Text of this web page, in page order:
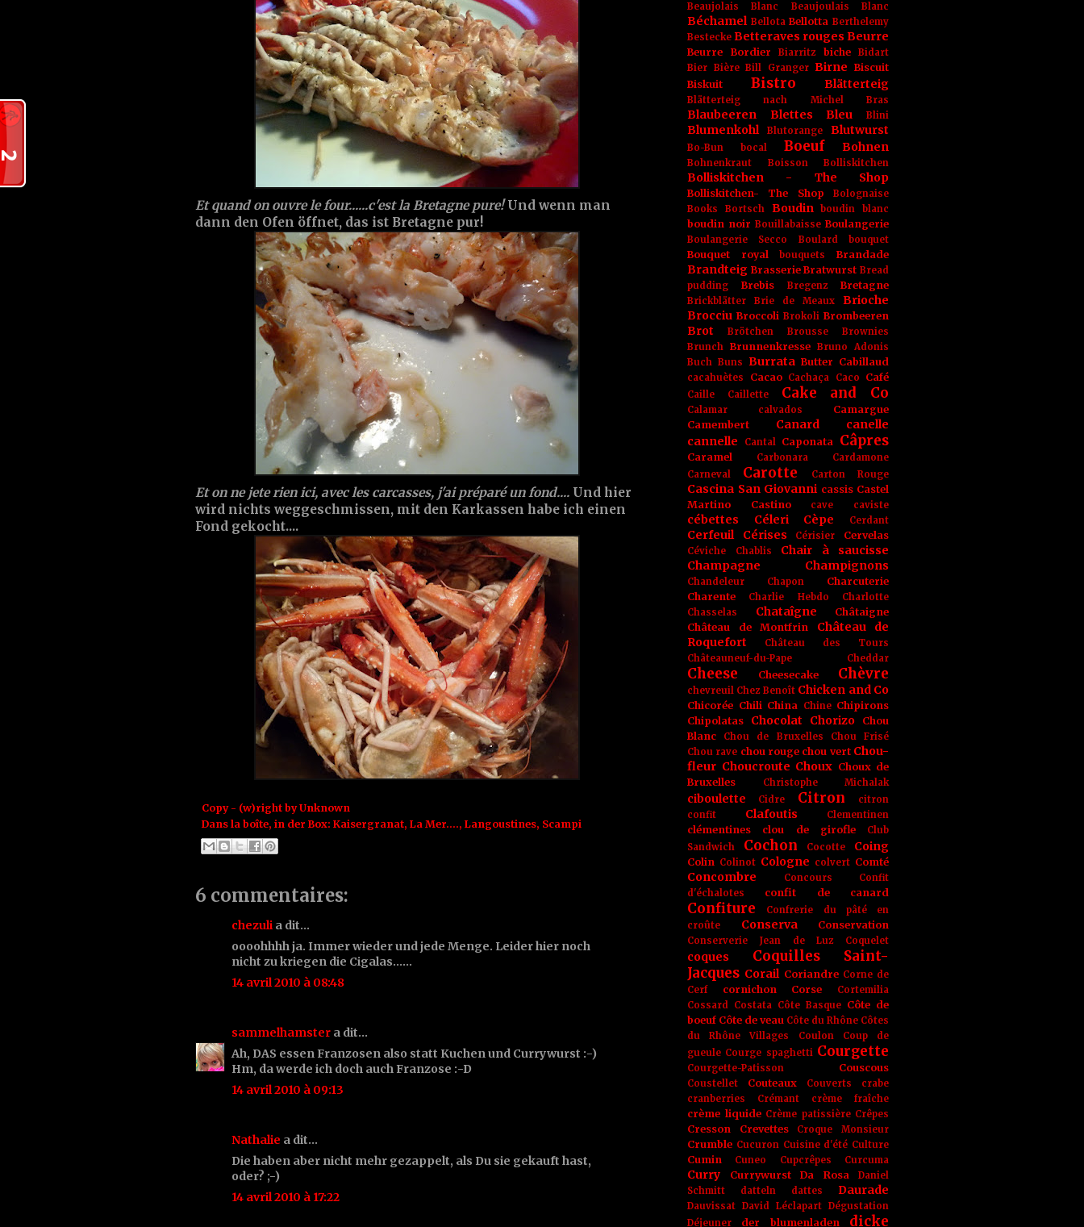
Et quand on ouvre le four......c'est la Bretagne pure!Und wenn man
dann den Ofen öffnet, das ist Bretagne pur!
Et on ne jete rien ici, avec les carcasses, j'ai préparé un fond.... Und hier
wird nichts weggeschmissen, mit den Karkassen habe ich einen
Fond gekocht....
Copy - (w)right byUnknown
Dans la boîte, in der Box: Kaisergranat, La Mer...., Langoustines, Scampi
6 commentaires:
chezuli a dit…
oooohhhh ja. Immer wieder und jede Menge. Leider hier noch
nicht zu kriegen die Cigalas......
14 avril 2010 à 08:48
sammelhamster a dit…
Ah, DAS essen Franzosen also statt Kuchen und Currywurst :-)
Hm, da werde ich doch auch Franzose :-D
14 avril 2010 à 09:13
Nathalie a dit…
Die haben aber nicht mehr gezappelt, als Du sie gekauft hast,
oder? ;-)
14 avril 2010 à 17:22
Beaujolais Blanc
Beaujoulais Blanc
Béchamel Bellota Bellotta Berthelemy
Bestecke Betteraves rouges Beurre
Beurre Bordier Biarritz biche
Bidart
Bier Bière Bill Granger Birne
Biscuit
Biskuit
Bistro Blätterteig
Blätterteig nach Michel Bras
Blaubeeren Blettes Bleu Blini
Blumenkohl Blutorange Blutwurst
Bo-Bun bocal Boeuf Bohnen
Bohnenkraut Boisson Bolliskitchen
Bolliskitchen - The Shop
Bolliskitchen- The Shop
Bolognaise
Books
Bortsch Boudin boudin blanc
boudin noir Bouillabaisse Boulangerie
Boulangerie Secco Boulard bouquet
Bouquet royal bouquets Brandade
Brandteig Brasserie Bratwurst Bread
pudding
Brebis Bregenz Bretagne
Brickblätter Brie de Meaux
Brioche
Brocciu Broccoli Brokoli Brombeeren
Brot Brötchen Brousse
Brownies
Brunch Brunnenkresse Bruno Adonis
Buch Buns Burrata Butter Cabillaud
cacahuètes Cacao Cachaça Caco Café
Caille Caillette Cake and Co
Calamar calvados
Camargue
Camembert
Canard
canelle
cannelle
Cantal Caponata Câpres
Caramel Carbonara
Cardamone
Carneval
Carotte Carton Rouge
Cascina San Giovanni cassis Castel
Martino
Castino cave caviste
cébettes Céleri Cèpe Cerdant
Cerfeuil Cérises Cérisier Cervelas
Céviche Chablis
Chair à saucisse
Champagne
Champignons
Chandeleur Chapon
Charcuterie
Charente
Charlie Hebdo
Charlotte
Chasselas
Chataîgne
Châtaigne
Château de Montfrin
Château de
Roquefort
Château des Tours
Châteauneuf-du-Pape
Cheddar
Cheese Cheesecake Chèvre
chevreuil Chez Benoît Chicken and Co
Chicorée Chili China Chine Chipirons
Chipolatas
Chocolat Chorizo
Chou
Blanc
Chou de Bruxelles
Chou Frisé
Chou rave chou rouge chou vert Chou-
fleur Choucroute Choux Choux de
Bruxelles
Christophe Michalak
ciboulette Cidre Citron
citron
confit
Clafoutis Clementinen
clémentines clou de girofle
Club
Sandwich
Cochon Cocotte Coing
Colin Colinot Cologne colvert Comté
Concombre Concours
Confit
d'échalotes
confit de canard
Confiture
Confrerie du pâté en
croûte
Conserva Conservation
Conserverie Jean de Luz Coquelet
coques
Coquilles Saint-
Jacques Corail Coriandre Corne de
Cerf
cornichon Corse
Cortemilia
Cossard Costata Côte Basque Côte de
boeuf Côte de veau Côte du Rhône Côtes
du Rhône Villages
Coulon
Coup de
gueule Courge spaghetti Courgette
Courgette-Patisson Couscous
Coustellet Couteaux Couverts
crabe
cranberries
Crémant crème fraîche
crème liquide Crème patissière Crêpes
Cresson Crevettes Croque Monsieur
Crumble Cucuron Cuisine d'été Culture
Cumin Cuneo Cupcrêpes Curcuma
Curry Currywurst Da Rosa
Daniel
Schmitt
datteln dattes Daurade
Dauvissat David Léclapart Dégustation
Déjeuner
der blumenladen dicke